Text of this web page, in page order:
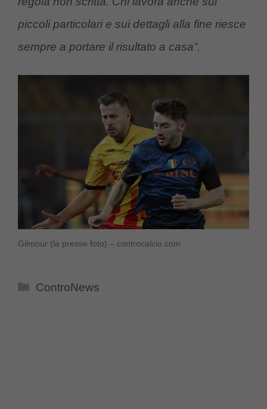
piccoli particolari e sui dettagli alla fine riesce
sempre a portare il risultato a casa”.
Gilmour (la presse foto) – controcalcio.com
Categorie
ControNews